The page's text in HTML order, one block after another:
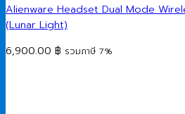
Alienware Headset Dual Mode
(Lunar Light)
6,900.00 ฿ รวมภาษี 7%